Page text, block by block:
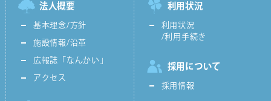
法人概要
基本理念/方針
施設情報/沿革
広報誌「なんかい」
アクセス
利用状況
利用状況
/利用手続き
採用について
採用情報